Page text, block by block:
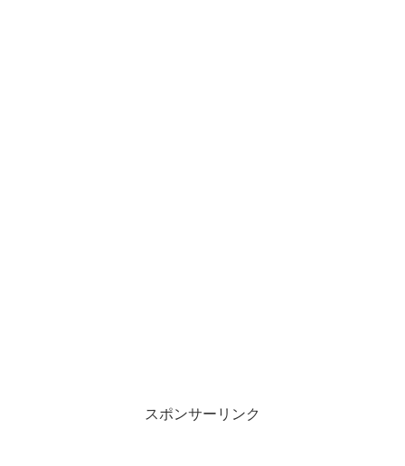
スポンサーリンク